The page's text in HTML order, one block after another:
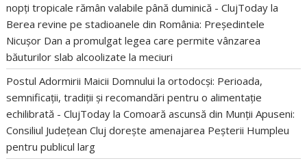
nopți tropicale rămân valabile până duminică - ClujToday la
Berea revine pe stadioanele din România: Președintele
Nicușor Dan a promulgat legea care permite vânzarea
băuturilor slab alcoolizate la meciuri
Postul Adormirii Maicii Domnului la ortodocși: Perioada,
semnificații, tradiții și recomandări pentru o alimentație
echilibrată - ClujToday laComoară ascunsă din Munții Apuseni:
Consiliul Județean Cluj dorește amenajarea Peșterii Humpleu
pentru publicul larg